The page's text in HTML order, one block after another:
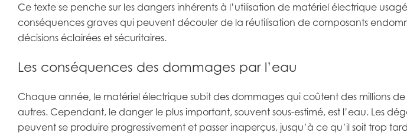
Ce texte se penche sur les dangers inhérents à l’utilisation de matériel électrique
conséquences graves qui peuvent découler de la réutilisation de composants
décisions éclairées et sécuritaires.
Les conséquences des dommages par l’eau
Chaque année, le matériel électrique subit des dommages qui coûtent des millions
autres. Cependant, le danger le plus important, souvent sous-estimé, est l’eau. Les
peuvent se produire progressivement et passer inaperçus, jusqu’à ce qu’il soit trop